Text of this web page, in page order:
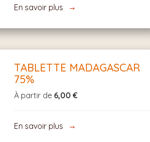
En savoir plus
TABLETTE MADAGASCAR
75%
À partir de 6,00 €
En savoir plus